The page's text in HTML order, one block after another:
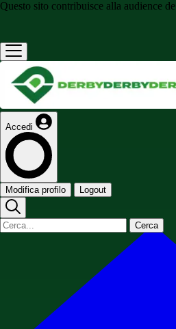
Questo sito contribuisce alla audience de
Accedi
Modifica profilo Logout
Cerca